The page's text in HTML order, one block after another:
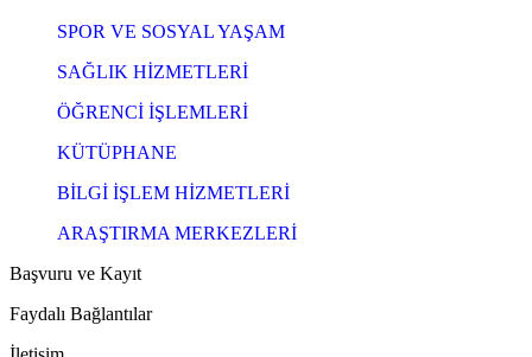
SPOR VE SOSYAL YAŞAM
SAĞLIK HİZMETLERİ
ÖĞRENCİ İŞLEMLERİ
KÜTÜPHANE
BİLGİ İŞLEM HİZMETLERİ
ARAŞTIRMA MERKEZLERİ
Başvuru ve Kayıt
Faydalı Bağlantılar